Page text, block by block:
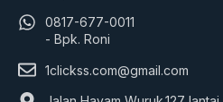
0817-677-0011
- Bpk. Roni
1clickss.com@gmail.com